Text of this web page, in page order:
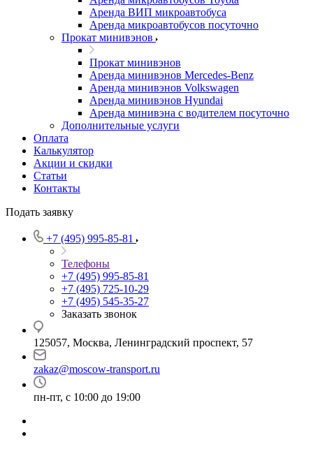
Аренда ВИП микроавтобуса
Аренда микроавтобусов посуточно
Прокат минивэнов
Прокат минивэнов
Аренда минивэнов Mercedes-Benz
Аренда минивэнов Volkswagen
Аренда минивэнов Hyundai
Аренда минивэна с водителем посуточно
Дополнительные услуги
Оплата
Калькулятор
Акции и скидки
Статьи
Контакты
Подать заявку
+7 (495) 995-85-81
Телефоны
+7 (495) 995-85-81
+7 (495) 725-10-29
+7 (495) 545-35-27
Заказать звонок
125057, Москва, Ленинградский проспект, 57
zakaz@moscow-transport.ru
пн-пт, с 10:00 до 19:00